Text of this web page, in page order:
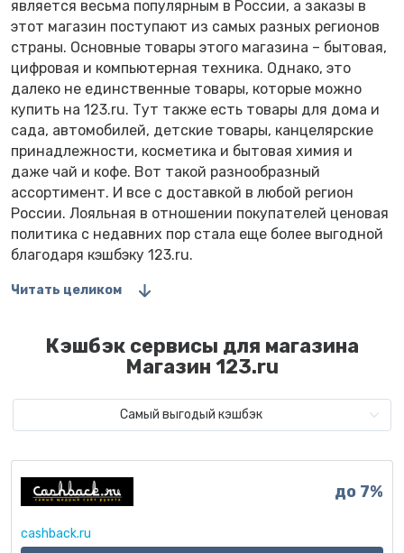
является весьма популярным в России, а заказы в
этот магазин поступают из самых разных регионов
страны. Основные товары этого магазина – бытовая,
цифровая и компьютерная техника. Однако, это
далеко не единственные товары, которые можно
купить на 123.ru. Тут также есть товары для дома и
сада, автомобилей, детские товары, канцелярские
принадлежности, косметика и бытовая химия и
даже чай и кофе. Вот такой разнообразный
ассортимент. И все с доставкой в любой регион
России. Лояльная в отношении покупателей ценовая
политика с недавних пор стала еще более выгодной
благодаря кэшбэку 123.ru.
Читать целиком
Кэшбэк сервисы для магазина
Магазин 123.ru
Самый выгодый кэшбэк
cashback.ru
до 7%